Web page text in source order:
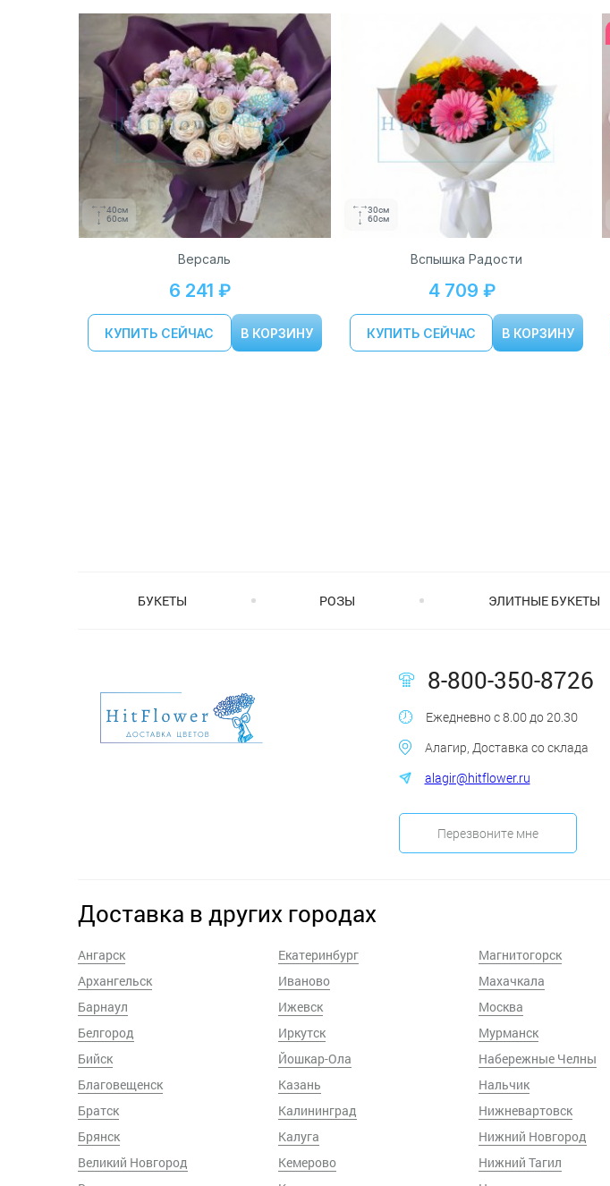
40см
60см
Версаль
6 241 ₽
КУПИТЬ СЕЙЧАС В КОРЗИНУ
30см
60см
Вспышка Радости
4 709 ₽
КУПИТЬ СЕЙЧАС В КОРЗИНУ
БУКЕТЫ РОЗЫ ЭЛИТНЫЕ БУКЕТЫ
8-800-350-8726
Ежедневно с 8.00 до 20.30
Алагир, Доставка со склада
alagir@hitflower.ru
Перезвоните мне
Доставка в других городах
Ангарск
Архангельск
Барнаул
Белгород
Бийск
Благовещенск
Братск
Брянск
Великий Новгород
Екатеринбург
Иваново
Ижевск
Иркутск
Йошкар-Ола
Казань
Калининград
Калуга
Кемерово
Магнитогорск
Махачкала
Москва
Мурманск
Набережные Челны
Нальчик
Нижневартовск
Нижний Новгород
Нижний Тагил